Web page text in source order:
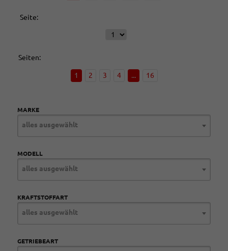
Seite:
Seiten:
1 2 3 4 ... 16
MARKE
alles ausgewählt
MODELL
alles ausgewählt
KRAFTSTOFFART
alles ausgewählt
GETRIEBEART